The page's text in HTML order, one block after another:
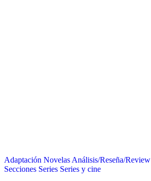
Adaptación Novelas Análisis/Reseña/Review
Secciones Series Series y cine